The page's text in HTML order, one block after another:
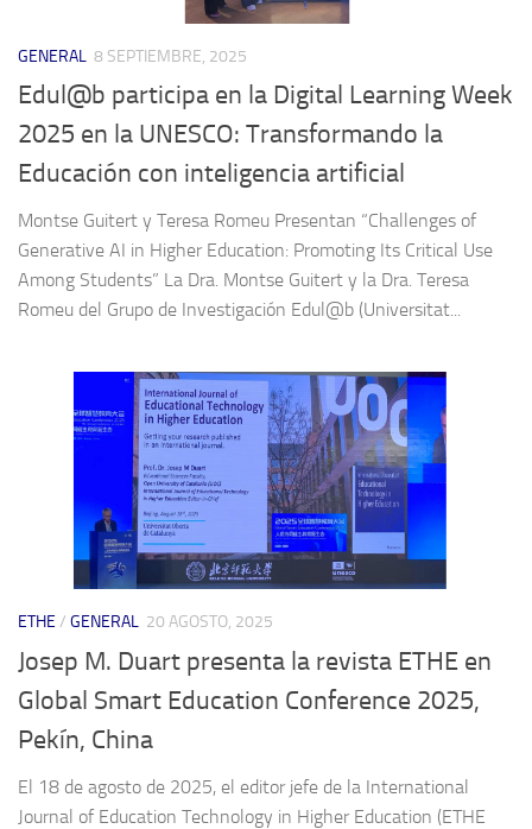
GENERAL 8 SEPTIEMBRE, 2025
Edul@b participa en la Digital Learning Week
2025 en la UNESCO: Transformando la
Educación con inteligencia artificial
Montse Guitert y Teresa Romeu Presentan “Challenges of
Generative AI in Higher Education: Promoting Its Critical Use
Among Students” La Dra. Montse Guitert y la Dra. Teresa
Romeu del Grupo de Investigación Edul@b (Universitat...
ETHE / GENERAL 20 AGOSTO, 2025
Josep M. Duart presenta la revista ETHE en
Global Smart Education Conference 2025,
Pekín, China
El 18 de agosto de 2025, el editor jefe de la International
Journal of Education Technology in Higher Education (ETHE